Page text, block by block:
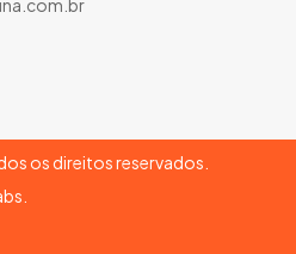
os direitos reservados.